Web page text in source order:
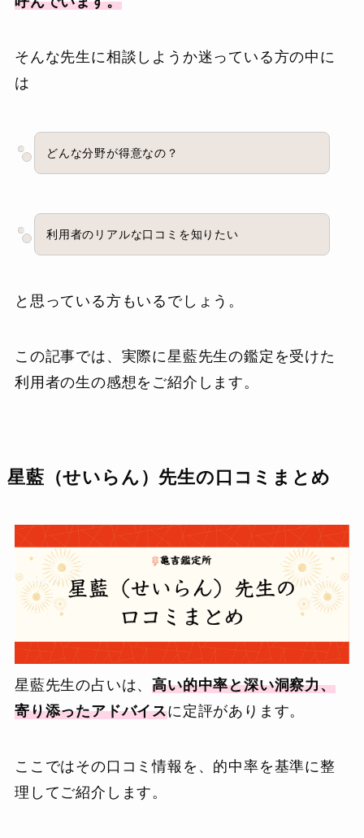
そんな先生に相談しようか迷っている方の中に
は
どんな分野が得意なの？
利用者のリアルな口コミを知りたい
と思っている方もいるでしょう。
この記事では、実際に星藍先生の鑑定を受けた
利用者の生の感想をご紹介します。
星藍（せいらん）先生の口コミまとめ
星藍先生の占いは、高い的中率と深い洞察力、
寄り添ったアドバイスに定評があります。
ここではその口コミ情報を、的中率を基準に整
理してご紹介します。